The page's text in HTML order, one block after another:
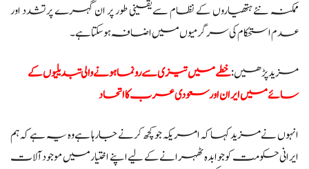
ممکنہ نئے ہتھیاروں کے نظام سے یقینی طور پر ان گہرے پرتشدد اور
عدم استحکام کی سرگرمیوں میں اضافہ ہو سکتا ہے۔
مزید پڑھیں:خطے میں تیزی سے رونما ہونے والی تبدیلیوں کے
سائے میں ایران اور سعودی عرب کا اتحاد
انہوں نے مزید کہا کہ امریکہ جو کچھ کرنے جا رہا ہے وہ یہ ہے کہ ہم
ایرانی حکومت کو جوابدہ ٹھہرانے کے لیے اپنے اختیار میں موجود آلات